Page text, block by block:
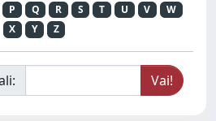
P Q R S T U V
W
X
Y Z